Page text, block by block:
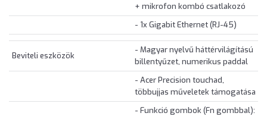
+ mikrofon kombó csatlakozó
- 1x Gigabit Ethernet (RJ-45)
Beviteli eszközök
- Magyar nyelvű háttérvilágítású
billentyűzet, numerikus paddal
- Acer Precision touchad,
többujjas műveletek támogatása
- Funkció gombok (Fn gombbal):